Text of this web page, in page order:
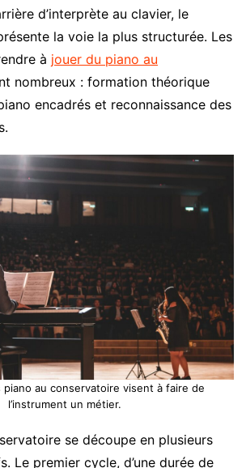
d’interprète au clavier, le
la voie la plus structurée. Les
à jouer du piano au
nombreux : formation théorique
encadrés et reconnaissance des
piano au conservatoire visent à faire de
l’instrument un métier.
se découpe en plusieurs
Le premier cycle, d’une durée de